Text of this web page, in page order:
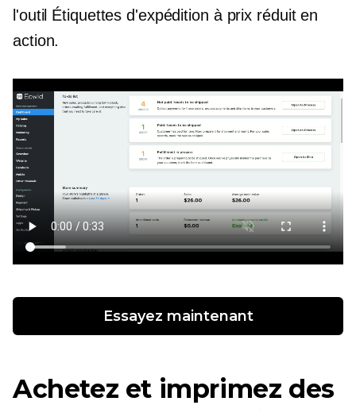
l'outil Étiquettes d'expédition à prix réduit en
action.
Essayez maintenant
Achetez et imprimez des